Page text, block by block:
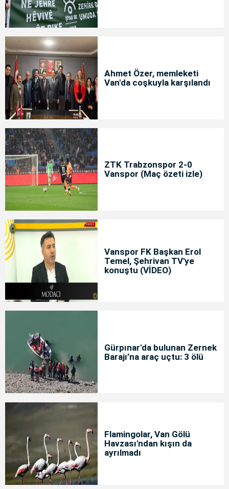
Ahmet Özer, memleketi
Van'da coşkuyla karşılandı
ZTK Trabzonspor 2-0
Vanspor (Maç özeti izle)
Vanspor FK Başkan Erol
Temel, Şehrivan TV'ye
konuştu (VİDEO)
Gürpınar'da bulunan Zernek
Barajı’na araç uçtu: 3 ölü
Flamingolar, Van Gölü
Havzası'ndan kışın da
ayrılmadı